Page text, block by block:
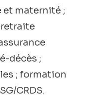
et maternité ;
décès ;
; formation
CRDS.